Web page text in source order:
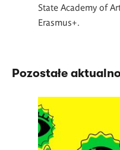
State Academy of
Erasmus+.
Pozostałe